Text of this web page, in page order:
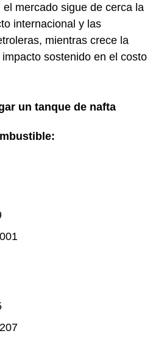
mercado sigue de cerca la
internacional y las
mientras crece la
sostenido en el costo
un tanque de nafta